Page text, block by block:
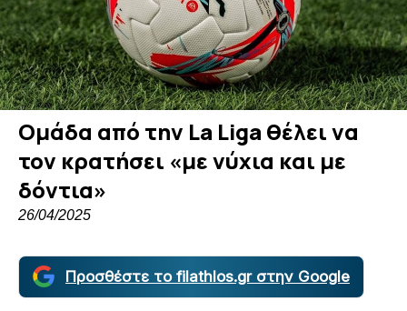
Ομάδα από την La Liga θέλει να
τον κρατήσει «με νύχια και με
δόντια»
26/04/2025
Προσθέστε το filathlos.gr στην Google